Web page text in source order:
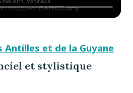
Antilles et de la Guyane
et stylistique